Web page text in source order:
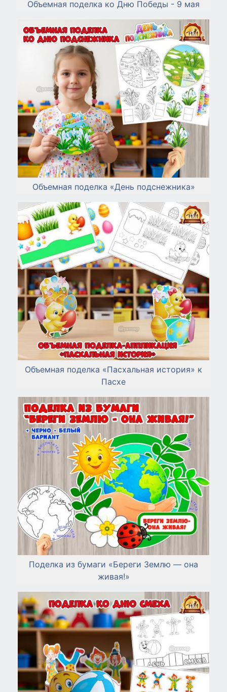
Объемная поделка ко Дню Победы - 9 мая
Объемная поделка «День подснежника»
Объемная поделка «Пасхальная история» к
Пасхе
Поделка из бумаги «Береги Землю — она
живая!»